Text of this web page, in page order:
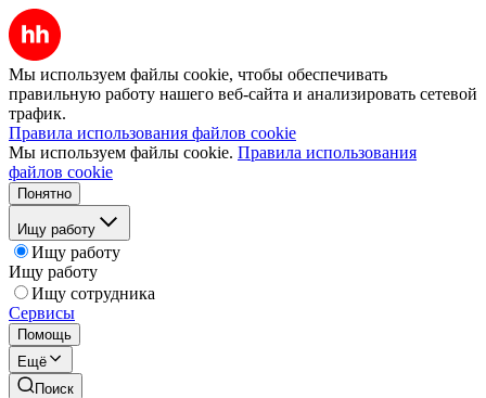
Мы используем файлы cookie, чтобы обеспечивать
правильную работу нашего веб-сайта и анализировать сетевой
трафик.
Правила использования файлов cookie
Мы используем файлы cookie. Правила использования
файлов cookie
Понятно
Ищу работу
Ищу работу
Ищу работу
Ищу сотрудника
Сервисы
Помощь
Ещё
Поиск